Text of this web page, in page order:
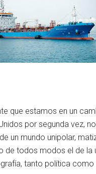
que estamos en un
por segunda vez,
un mundo unipolar,
de todos modos el de
tanto política